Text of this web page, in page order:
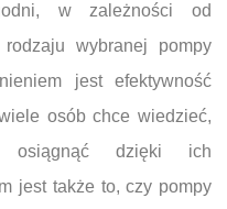
w zależności od
wybranej pompy
jest efektywność
osób chce wiedzieć,
osiągnąć dzięki ich
jest także to, czy pompy